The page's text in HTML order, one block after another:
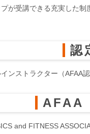
が受講できる充実した制
認
ンストラクター（AFAA
AFAA
and FITNESS